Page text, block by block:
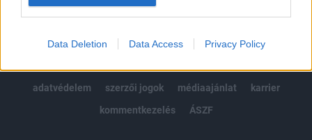
Data Deletion Data Access Privacy Policy
© 2026 Portfolio
adatvédelem
szerzői jogok médiaajánlat
karrier
kommentkezelés
ÁSZF